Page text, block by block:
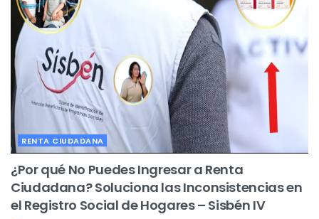
RENTA CIUDADANA
¿Por qué No Puedes Ingresar a Renta
Ciudadana? Soluciona las Inconsistencias en
el Registro Social de Hogares – Sisbén IV